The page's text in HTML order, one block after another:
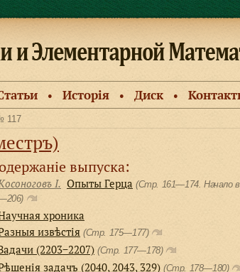
● Исторiя ● Диск ●
117
выпуска:
I. Опыты Герца (Стр. 161—174. Начало
хроника
извѣстiя (Стр. 175—177)
(2203−2207) (Стр. 177—178)
задачъ (2040, 2043, 329) (Стр. 178—180)